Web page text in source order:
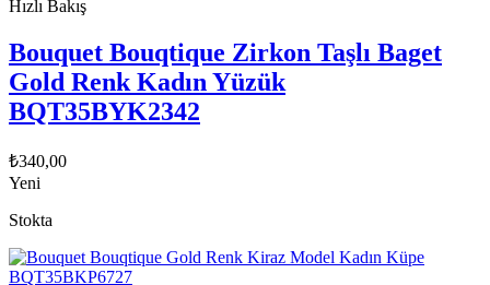
Hızlı Bakış
Bouquet Bouqtique Zirkon Taşlı Baget
Gold Renk Kadın Yüzük
BQT35BYK2342
₺340,00
Yeni
Stokta